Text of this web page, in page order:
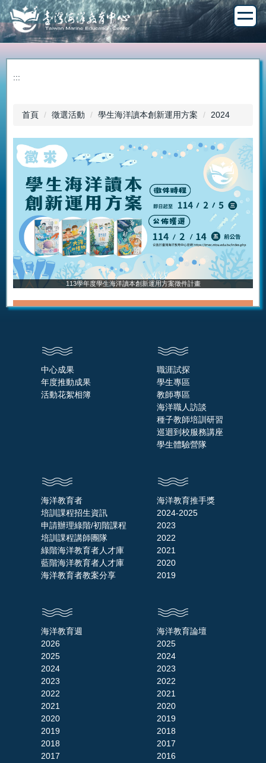
跳
到
主
要
內
:::
首頁 徵選活動 學生海洋讀本創新運用方案 2024
113學年度學生海洋讀本創新運用方案徵件計畫
中心成果
年度推動成果
活動花絮相簿
職涯試探
學生專區
教師專區
海洋職人訪談
種子教師培訓研習
巡迴到校服務講座
學生體驗營隊
海洋教育者
培訓課程招生資訊
申請辦理綠階/初階課程
培訓課程講師團隊
綠階海洋教育者人才庫
藍階海洋教育者人才庫
海洋教育者教案分享
海洋教育推手獎
2024-2025
2023
2022
2021
2020
2019
海洋教育週
2026
2025
2024
2023
2022
2021
2020
2019
2018
2017
海洋教育論壇
2025
2024
2023
2022
2021
2020
2019
2018
2017
2016